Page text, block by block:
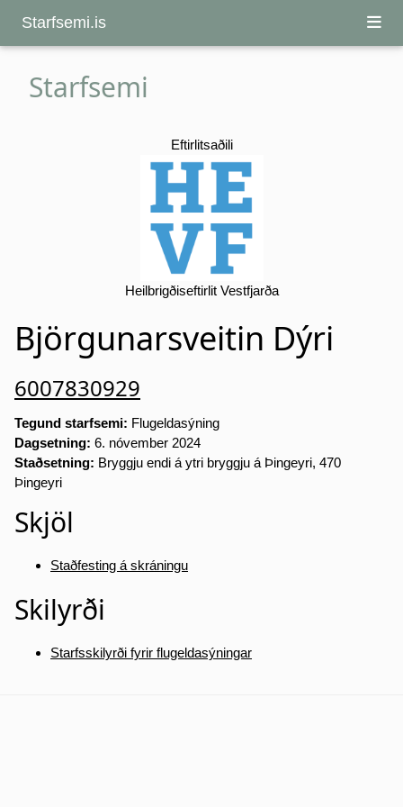
Starfsemi.is
Starfsemi
Eftirlitsaðili
Heilbrigðiseftirlit Vestfjarða
Björgunarsveitin Dýri
6007830929
Tegund starfsemi: Flugeldasýning
Dagsetning: 6. nóvember 2024
Staðsetning: Bryggju endi á ytri bryggju á Þingeyri, 470
Þingeyri
Skjöl
Staðfesting á skráningu
Skilyrði
Starfsskilyrði fyrir flugeldasýningar